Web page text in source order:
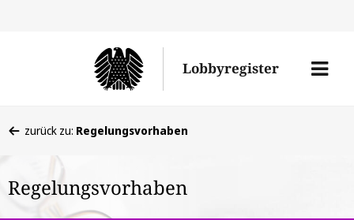
Lobbyregister
Menü
befinden
hier:
zurück zu: Regelungsvorhaben
Regelungsvorhaben